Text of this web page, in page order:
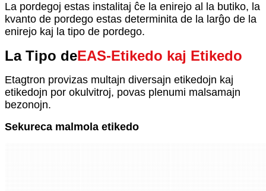
La pordegoj estas instalitaj ĉe la enirejo al la butiko, la
kvanto de pordego estas determinita de la larĝo de la
enirejo kaj la tipo de pordego.
La Tipo deEAS-Etikedo kaj Etikedo
Etagtron provizas multajn diversajn etikedojn kaj
etikedojn por okulvitroj, povas plenumi malsamajn
bezonojn.
Sekureca malmola etikedo